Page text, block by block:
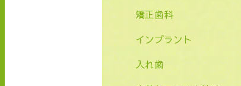
矯正歯科
インプラント
入れ歯